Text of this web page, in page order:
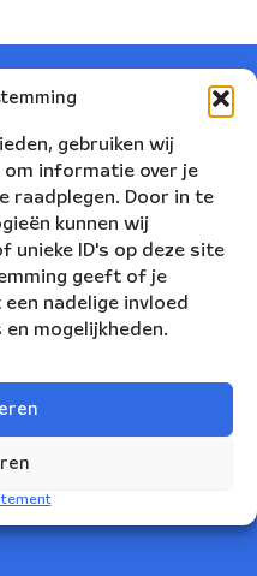
gebruiken wij
informatie over je
raadplegen. Door in te
kunnen wij
unieke ID's op deze site
geeft of je
nadelige invloed
mogelijkheden.
Ensemble